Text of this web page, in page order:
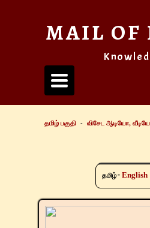
Toggle
navigation
MAIL OF
தமிழ் பகுதி - விசேட ஆடியோ,
தமிழ்- English